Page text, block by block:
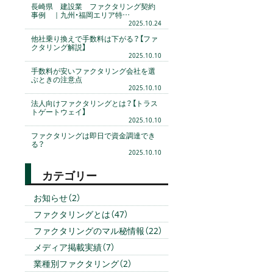
長崎県 建設業 ファクタリング契約
事例 ｜九州・福岡エリア特…
2025.10.24
他社乗り換えで手数料は下がる？【ファ
クタリング解説】
2025.10.10
手数料が安いファクタリング会社を選
ぶときの注意点
2025.10.10
法人向けファクタリングとは？【トラス
トゲートウェイ】
2025.10.10
ファクタリングは即日で資金調達でき
る？
2025.10.10
カテゴリー
お知らせ（2）
ファクタリングとは（47）
ファクタリングのマル秘情報（22）
メディア掲載実績（7）
業種別ファクタリング（2）